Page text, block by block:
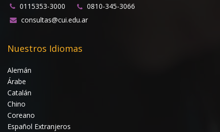
0115353-3000
0810-345-3066
consultas@cui.edu.ar
Nuestros Idiomas
Alemán
Árabe
Catalán
Chino
Coreano
Español Extranjeros